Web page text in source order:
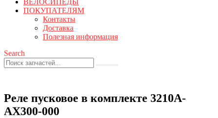
ВЕЛОСИПЕДЫ
ПОКУПАТЕЛЯМ
Контакты
Доставка
Полезная информация
Search
Реле пусковое в комплекте 3210A-
AX300-000